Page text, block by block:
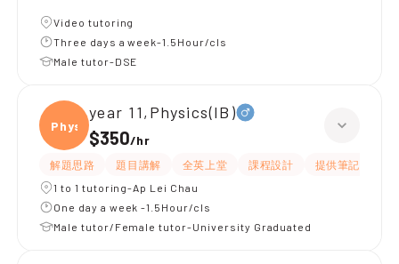
Video tutoring
Three days a week-1.5Hour/cls
Male tutor-DSE
Physi
year 11,Physics(IB)
$350/hr
解題思路 題目講解 全英上堂 課程設計 提供筆記
1 to 1 tutoring-Ap Lei Chau
One day a week -1.5Hour/cls
Male tutor/Female tutor-University Graduated